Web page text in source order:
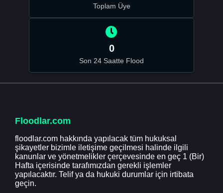
Toplam Üye
0
Son 24 Saatte Flood
Floodlar.com
floodlar.com hakkında yapılacak tüm hukuksal
şikayetler bizimle iletişime geçilmesi halinde ilgili
kanunlar ve yönetmelikler çerçevesinde en geç 1 (Bir)
Hafta içerisinde tarafımızdan gerekli işlemler
yapılacaktır. Telif ya da hukuki durumlar için irtibata
geçin.